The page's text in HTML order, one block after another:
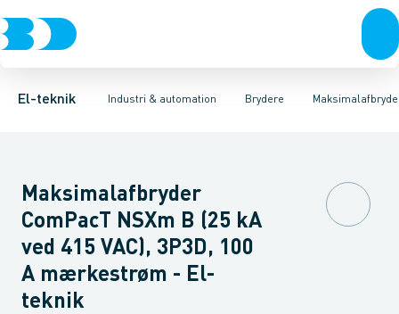
El-teknik Industri & automation
Afbrydere, stikkontakter & lampeudtagForgreningsmateriel
Brydere
Industristiksystemer Frekvensomformere og softstartere
Motorbetjening for effektafbryder Ombygningssæt til
Maksimalafbryder
ComPacT NSXm B (25 kA
ved 415 VAC), 3P3D, 100
A mærkestrøm - El-
teknik